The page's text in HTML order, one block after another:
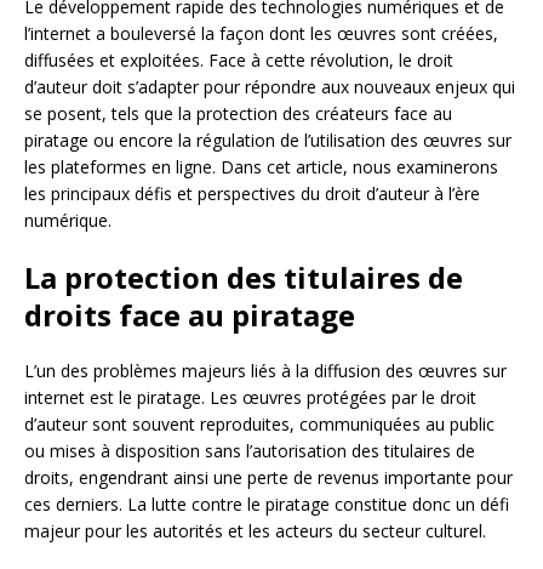
Le développement rapide des technologies numériques et de
l’internet a bouleversé la façon dont les œuvres sont créées,
diffusées et exploitées. Face à cette révolution, le droit
d’auteur doit s’adapter pour répondre aux nouveaux enjeux qui
se posent, tels que la protection des créateurs face au
piratage ou encore la régulation de l’utilisation des œuvres sur
les plateformes en ligne. Dans cet article, nous examinerons
les principaux défis et perspectives du droit d’auteur à l’ère
numérique.
La protection des titulaires de
droits face au piratage
L’un des problèmes majeurs liés à la diffusion des œuvres sur
internet est le piratage. Les œuvres protégées par le droit
d’auteur sont souvent reproduites, communiquées au public
ou mises à disposition sans l’autorisation des titulaires de
droits, engendrant ainsi une perte de revenus importante pour
ces derniers. La lutte contre le piratage constitue donc un défi
majeur pour les autorités et les acteurs du secteur culturel.